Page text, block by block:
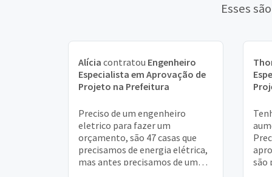
Esses
Alícia contratou Engenheiro
Especialista em Aprovação de
Projeto na Prefeitura
Preciso de um engenheiro
eletrico para fazer um
orçamento, são 47 casas que
precisamos de energia elétrica,
mas antes precisamos de um
são